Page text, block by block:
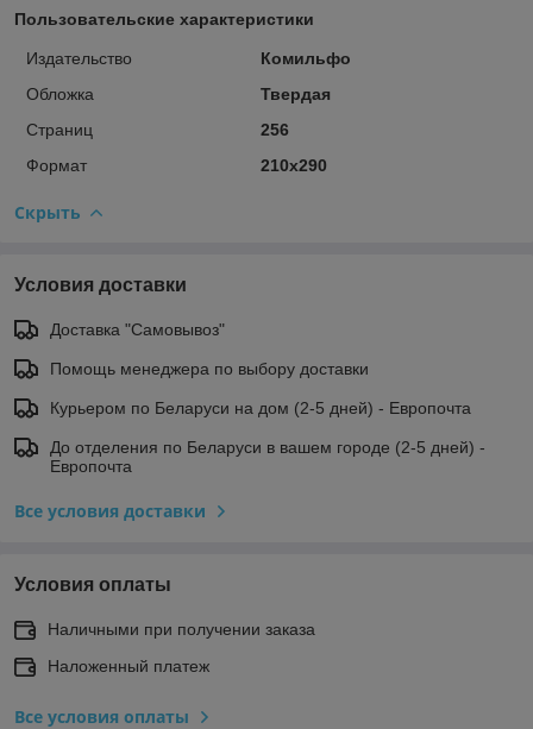
Пользовательские характеристики
Издательство
Комильфо
Обложка
Твердая
Страниц
256
Формат
210х290
Скрыть
Условия доставки
Доставка "Самовывоз"
Помощь менеджера по выбору доставки
Курьером по Беларуси на дом (2-5 дней) - Европочта
До отделения по Беларуси в вашем городе (2-5 дней) -
Европочта
Все условия доставки
Условия оплаты
Наличными при получении заказа
Наложенный платеж
Все условия оплаты